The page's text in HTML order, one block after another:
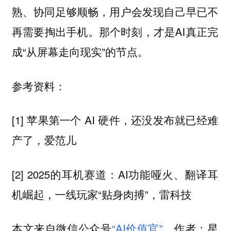
熟、协同足够顺畅，用户会发现自己早已不
再需要掏出手机。那个时刻，才是AI真正完
成“从屏幕走向现实”的节点。
参考资料：
[1] 苹果第一个 AI 硬件，还没发布就已经难
产了，爱范儿
[2] 2025的耳机赛道：AI功能哑火、翻译耳
机崛起，一线玩家“贴身肉搏”，雷科技